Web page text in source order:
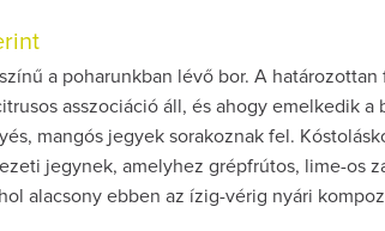
a poharunkban lévő bor. A
asszociáció áll, és ahogy emelkedik a
mangós jegyek sorakoznak fel.
jegynek, amelyhez grépfrútos, lime-os
alacsony ebben az ízig-vérig nyári